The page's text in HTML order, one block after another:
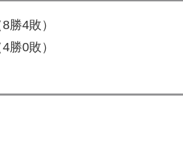
勝4敗）
勝0敗）